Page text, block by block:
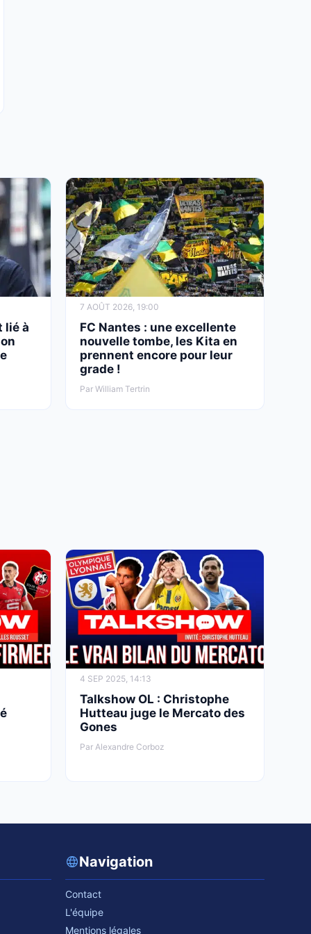
lié à
7 AOÛT 2026, 19:00
FC Nantes : une excellente
nouvelle tombe, les Kita en
prennent encore pour leur
grade !
Par William Tertrin
4 SEP 2025, 14:13
Talkshow OL : Christophe
Hutteau juge le Mercato des
Gones
Par Alexandre Corboz
Navigation
Contact
L'équipe
Mentions légales